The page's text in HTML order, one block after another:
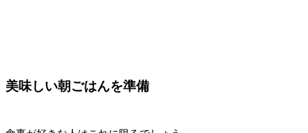
美味しい朝ごはんを準備